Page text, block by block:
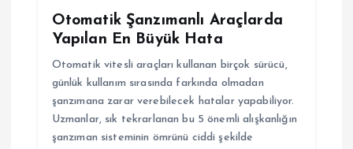
Otomatik Şanzımanlı Araçlarda
Yapılan En Büyük Hata
Otomatik vitesli araçları kullanan birçok sürücü,
günlük kullanım sırasında farkında olmadan
şanzımana zarar verebilecek hatalar yapabiliyor.
Uzmanlar, sık tekrarlanan bu 5 önemli alışkanlığın
şanzıman sisteminin ömrünü ciddi şekilde